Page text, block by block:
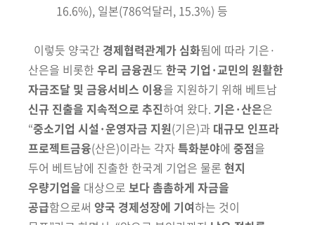
16.6%), 일본(786억달러, 15.3%) 등
이렇듯 양국간 경제협력관계가 심화됨에 따라 기은·
산은을 비롯한 우리 금융권도 한국 기업·교민의 원활한
자금조달 및 금융서비스 이용을 지원하기 위해 베트남
신규 진출을 지속적으로 추진하여 왔다. 기은·산은은
“중소기업 시설·운영자금 지원(기은)과 대규모 인프라
프로젝트금융(산은)이라는 각자특화분야에 중점을
두어 베트남에 진출한 한국계 기업은 물론 현지
우량기업을 대상으로 보다 촘촘하게 자금을
공급함으로써 양국 경제성장에 기여하는 것이